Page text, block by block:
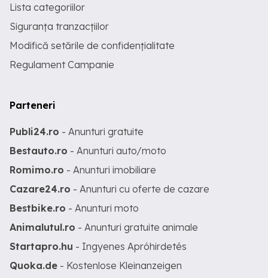
Lista categoriilor
Siguranța tranzacțiilor
Modifică setările de confidențialitate
Regulament Campanie
Parteneri
Publi24.ro - Anunturi gratuite
Bestauto.ro - Anunturi auto/moto
Romimo.ro - Anunturi imobiliare
Cazare24.ro - Anunturi cu oferte de cazare
Bestbike.ro - Anunturi moto
Animalutul.ro - Anunturi gratuite animale
Startapro.hu - Ingyenes Apróhirdetés
Quoka.de - Kostenlose Kleinanzeigen